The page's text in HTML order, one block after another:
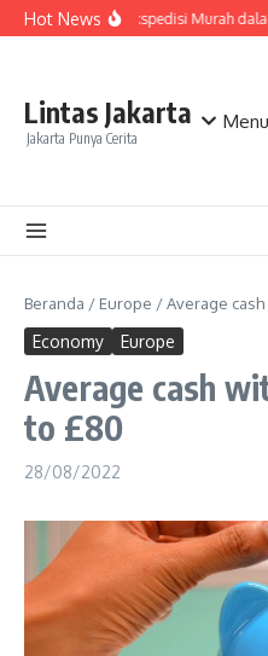
Lewati ke konten
Hot NewsPeran Ekspedisi Murah
Lintas Jakarta
Jakarta Punya Cerita
Menu
Beranda / Europe /Average
Economy Europe
Average cash
to £80
28/08/2022